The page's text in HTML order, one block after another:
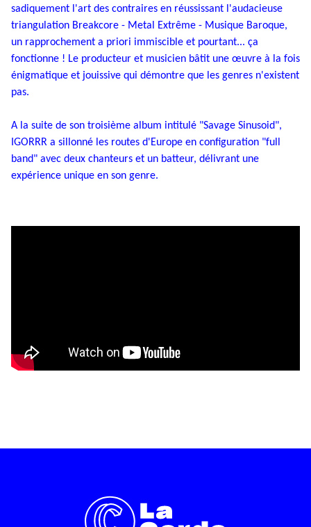
sadiquement l'art des contraires en réussissant l'audacieuse
triangulation Breakcore - Metal Extrême - Musique Baroque,
un rapprochement a priori immiscible et pourtant... ça
fonctionne ! Le producteur et musicien bâtit une œuvre à la fois
énigmatique et jouissive qui démontre que les genres n'existent
pas.
A la suite de son troisième album intitulé "Savage Sinusoid",
IGORRR a sillonné les routes d'Europe en configuration "full
band" avec deux chanteurs et un batteur, délivrant une
expérience unique en son genre.
Newsletter
En indiquant votre adresse email, vous
consentez à recevoir notre lettre